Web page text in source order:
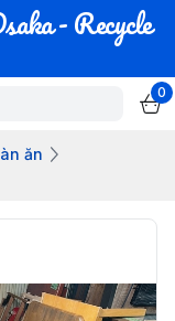
- Recycle
0
ăn